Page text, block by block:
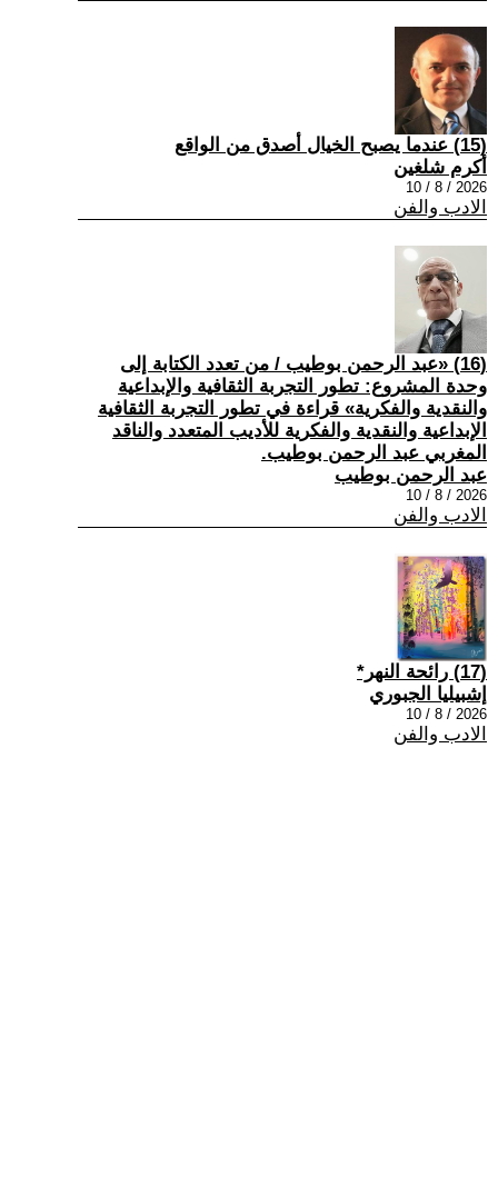
(15) عندما يصبح الخيال أصدق من الواقع
أكرم شلغين
2026 / 8 / 10
الادب والفن
(16) «عبد الرحمن بوطيب / من تعدد الكتابة إلى
وحدة المشروع: تطور التجربة الثقافية والإبداعية
والنقدية والفكرية» قراءة في تطور التجربة الثقافية
الإبداعية والنقدية والفكرية للأديب المتعدد والناقد
المغربي عبد الرحمن بوطيب.
عبد الرحمن بوطيب
2026 / 8 / 10
الادب والفن
(17) رائحة النهر*
إشبيليا الجبوري
2026 / 8 / 10
الادب والفن